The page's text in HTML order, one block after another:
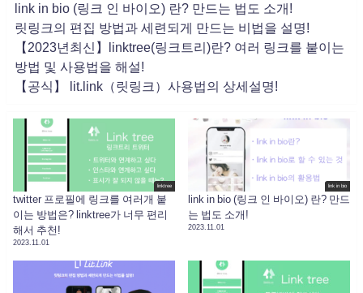
link in bio (링크 인 바이오) 란? 만드는 법도 소개!
릿링크의 편집 방법과 세련되게 만드는 비법을 설명!
【2023년최신】linktree(링크트리)란? 여러 링크를 붙이는
방법 및 사용법을 해설!
【공식】 lit.link（릿링크）사용법의 상세설명!
linktree
twitter 프로필에 링크를 여러개 붙
이는 방법은? linktree가 너무 편리
해서 추천!
2023.11.01
link in bio
link in bio (링크 인 바이오) 란? 만드
는 법도 소개!
2023.11.01